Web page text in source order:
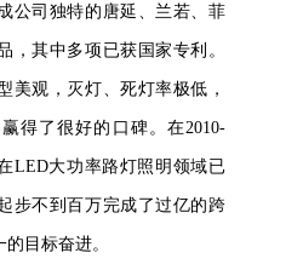
公司独特的唐延、兰若、菲
，其中多项已获国家专利。
美观，灭灯、死灯率极低，
得了很好的口碑。在2010-
LED大功率路灯照明领域已
步不到百万完成了过亿的跨
目标奋进。